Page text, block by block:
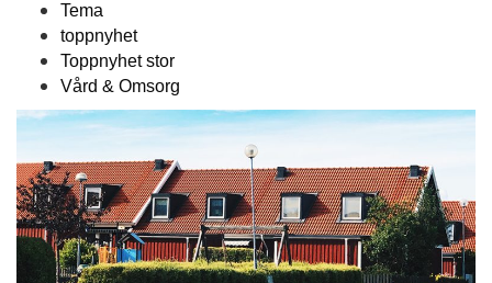
Tema
toppnyhet
Toppnyhet stor
Vård & Omsorg